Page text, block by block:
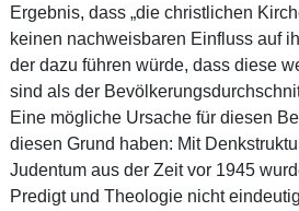
Ergebnis, dass „die christlichen
keinen nachweisbaren Einfluss auf
der dazu führen würde, dass diese
sind als der
Eine mögliche Ursache für diesen
diesen Grund haben: Mit
Judentum aus der Zeit vor 1945
Predigt und Theologie nicht